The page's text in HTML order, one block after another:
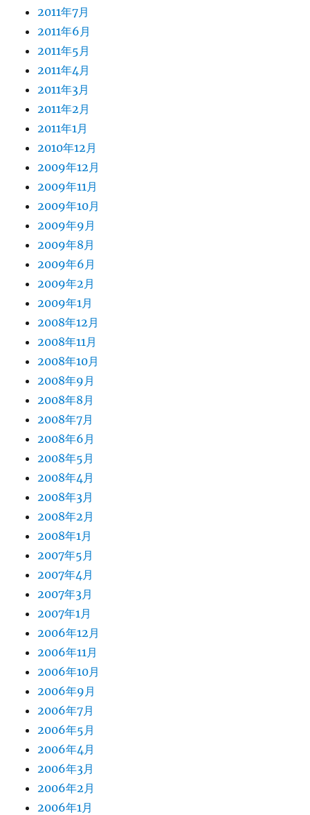
2011年7月
2011年6月
2011年5月
2011年4月
2011年3月
2011年2月
2011年1月
2010年12月
2009年12月
2009年11月
2009年10月
2009年9月
2009年8月
2009年6月
2009年2月
2009年1月
2008年12月
2008年11月
2008年10月
2008年9月
2008年8月
2008年7月
2008年6月
2008年5月
2008年4月
2008年3月
2008年2月
2008年1月
2007年5月
2007年4月
2007年3月
2007年1月
2006年12月
2006年11月
2006年10月
2006年9月
2006年7月
2006年5月
2006年4月
2006年3月
2006年2月
2006年1月